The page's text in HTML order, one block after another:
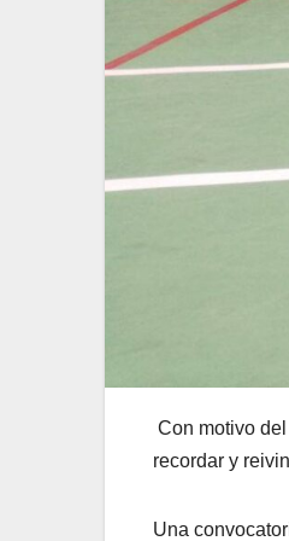
Con motivo del
recordar y
Una